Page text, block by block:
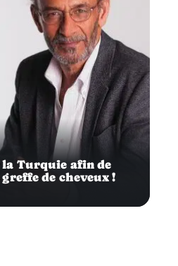
Turquie afin de
de cheveux !